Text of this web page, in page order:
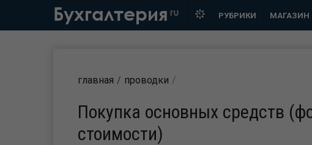
Бухгалтерия ru РУБРИКИ МАГАЗИН
главная проводки
Покупка основных средств
стоимости)